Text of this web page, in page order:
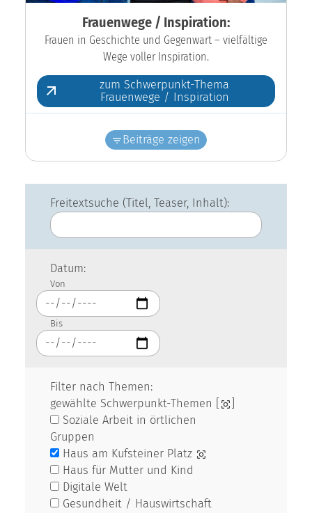
Frauenwege / Inspiration:
Frauen in Geschichte und Gegenwart – vielfältige
Wege voller Inspiration.
zum Schwerpunkt-Thema
Frauenwege / Inspiration
Beiträge zeigen
Freitextsuche (Titel, Teaser, Inhalt):
Datum:
Von
Bis
Filter nach Themen:
gewählte Schwerpunkt-Themen [
Soziale Arbeit in örtlichen
Gruppen
Haus am Kufsteiner Platz
Haus für Mutter und Kind
Digitale Welt
Gesundheit / Hauswirtschaft